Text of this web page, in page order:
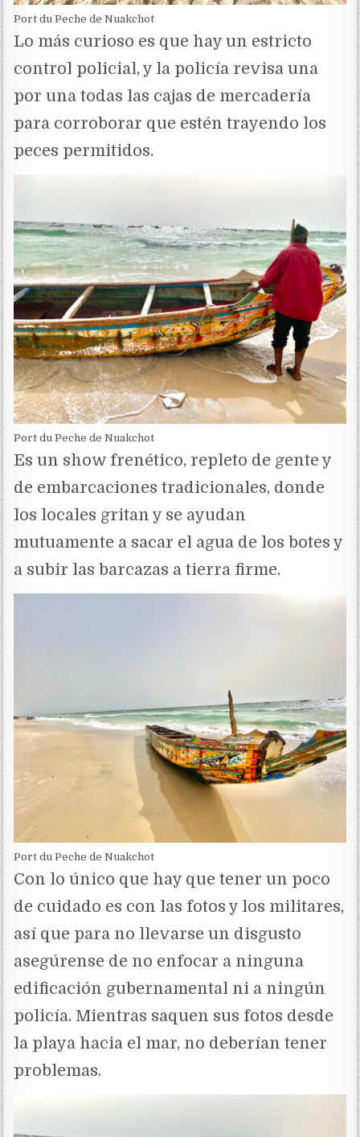
Port du Peche de Nuakchot
Lo más curioso es que hay un estricto
control policial, y la policía revisa una
por una todas las cajas de mercadería
para corroborar que estén trayendo los
peces permitidos.
Port du Peche de Nuakchot
Es un show frenético, repleto de gente y
de embarcaciones tradicionales, donde
los locales gritan y se ayudan
mutuamente a sacar el agua de los botes y
a subir las barcazas a tierra firme.
Port du Peche de Nuakchot
Con lo único que hay que tener un poco
de cuidado es con las fotos y los militares,
así que para no llevarse un disgusto
asegúrense de no enfocar a ninguna
edificación gubernamental ni a ningún
policía. Mientras saquen sus fotos desde
la playa hacia el mar, no deberían tener
problemas.